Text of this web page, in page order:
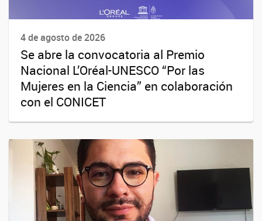
4 de agosto de 2026
Se abre la convocatoria al Premio
Nacional L’Oréal-UNESCO “Por las
Mujeres en la Ciencia” en colaboración
con el CONICET